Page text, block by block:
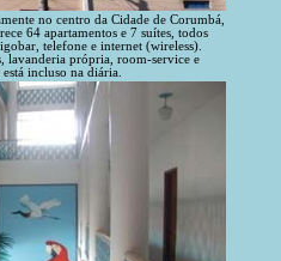
no centro da Cidade de Corumbá,
64 apartamentos e 7 suítes, todos
telefone e internet (wireless).
lavanderia própria, room-service e
incluso na diária.